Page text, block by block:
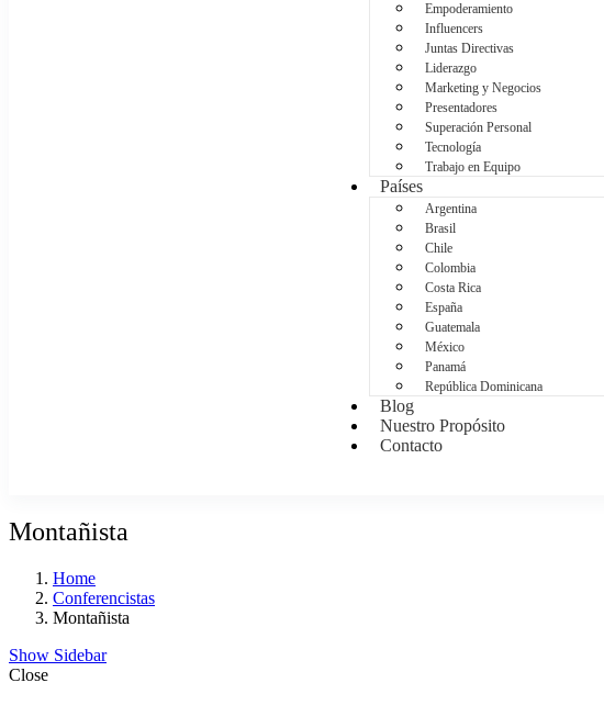
Empoderamiento
Influencers
Juntas Directivas
Liderazgo
Marketing y Negocios
Presentadores
Superación Personal
Tecnología
Trabajo en Equipo
Países
Argentina
Brasil
Chile
Colombia
Costa Rica
España
Guatemala
México
Panamá
República Dominicana
Blog
Nuestro Propósito
Contacto
Montañista
Home
Conferencistas
Montañista
Show Sidebar
Close